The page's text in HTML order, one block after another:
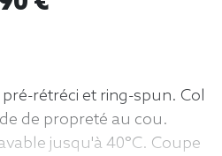
rétréci et ring-spun. Col
de propreté au cou.
jusqu'à 40°C. Coupe